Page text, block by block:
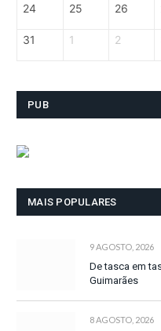
24 25 26
31 1 2
PUB
MAIS POPULARES
9 AGOSTO, 2026
De tasca em
Guimarães
8 AGOSTO, 2026